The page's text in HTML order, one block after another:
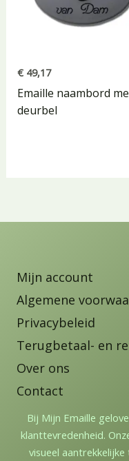
€49,17
Emaille naambord
deurbel
Mijn account
Algemene
Privacybeleid
Terugbetaal- en
Over ons
Contact
Bij Mijn Emaille
klanttevredenheid.
visueel